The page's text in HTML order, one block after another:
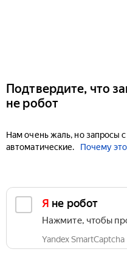
Подтвердите, что
не робот
Нам очень жаль, но запросы
автоматические.
Почему
Я не робот
Нажмите, чтобы
Yandex SmartCaptcha